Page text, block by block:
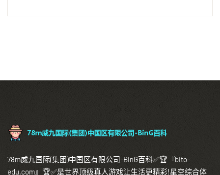
78m威九国际(集团)中国区有限公司-BinG百科✅🏆『bito-
edu.com』🏆✅是世界顶级真人游戏让生活更精彩!星空综合体